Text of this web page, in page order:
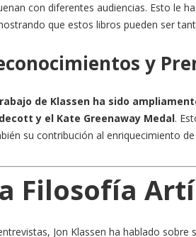
con diferentes audiencias. Esto le
que estos libros pueden ser
y
de Klassen ha sido
y el Kate Greenaway Medal.
su contribución al enriquecimiento
Filosofía
Jon Klassen ha hablado